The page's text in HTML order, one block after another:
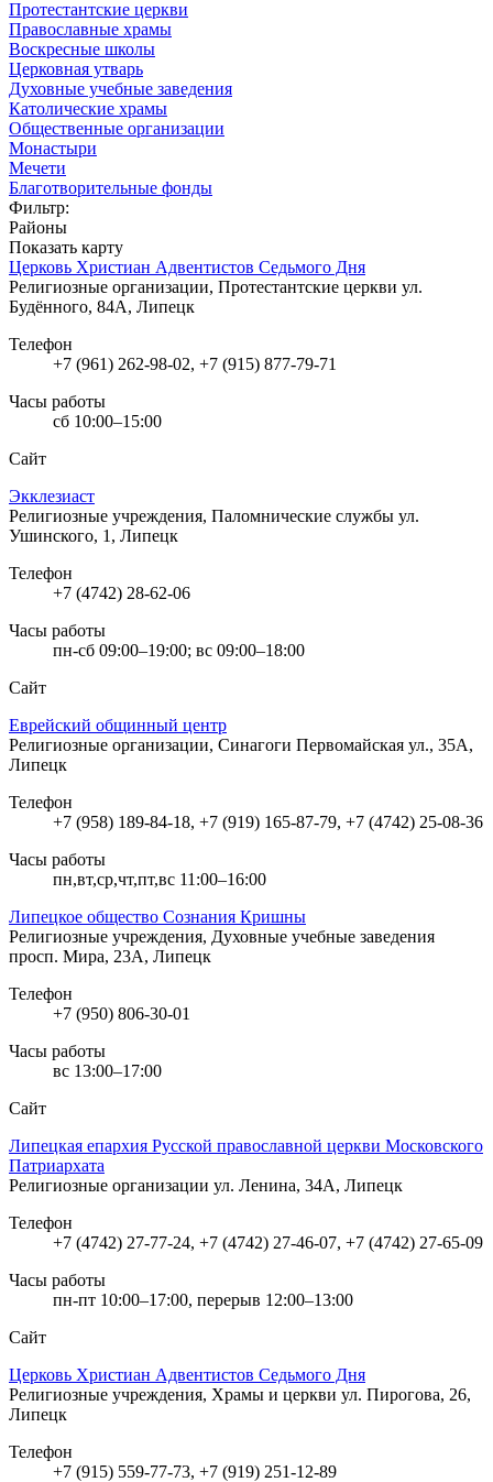
Протестантские церкви
Православные храмы
Воскресные школы
Церковная утварь
Духовные учебные заведения
Католические храмы
Общественные организации
Монастыри
Мечети
Благотворительные фонды
Фильтр:
Районы
Показать карту
Церковь Христиан Адвентистов Седьмого Дня
Религиозные организации, Протестантские церкви ул.
Будённого, 84А, Липецк
Телефон
+7 (961) 262-98-02, +7 (915) 877-79-71
Часы работы
сб 10:00–15:00
Сайт
Экклезиаст
Религиозные учреждения, Паломнические службы ул.
Ушинского, 1, Липецк
Телефон
+7 (4742) 28-62-06
Часы работы
пн-сб 09:00–19:00; вс 09:00–18:00
Сайт
Еврейский общинный центр
Религиозные организации, Синагоги Первомайская ул., 35А,
Липецк
Телефон
+7 (958) 189-84-18, +7 (919) 165-87-79, +7 (4742) 25-08-36
Часы работы
пн,вт,ср,чт,пт,вс 11:00–16:00
Липецкое общество Сознания Кришны
Религиозные учреждения, Духовные учебные заведения
просп. Мира, 23А, Липецк
Телефон
+7 (950) 806-30-01
Часы работы
вс 13:00–17:00
Сайт
Липецкая епархия Русской православной церкви Московского
Патриархата
Религиозные организации ул. Ленина, 34А, Липецк
Телефон
+7 (4742) 27-77-24, +7 (4742) 27-46-07, +7 (4742) 27-65-09
Часы работы
пн-пт 10:00–17:00, перерыв 12:00–13:00
Сайт
Церковь Христиан Адвентистов Седьмого Дня
Религиозные учреждения, Храмы и церкви ул. Пирогова, 26,
Липецк
Телефон
+7 (915) 559-77-73, +7 (919) 251-12-89